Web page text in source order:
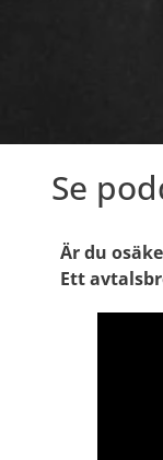
Se
Är du
Ett